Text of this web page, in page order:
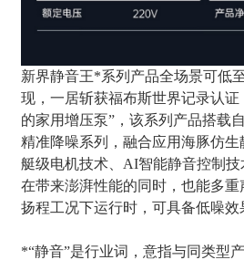
新界静音王*系列产品全场景可低
现，一居斩获福布斯世界记录认
的家用增压泵”，该系列产品搭载
精准降噪系列，融合应用海豚仿
艇级电机技术、AI智能静音控制
在带来澎湃性能的同时，也能多
扬程工况下运行时，可具备低噪效
*“静音”是行业词，意指与同类型